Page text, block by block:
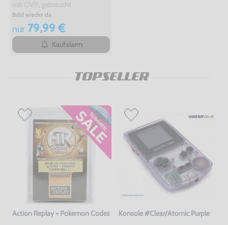
Bald wieder da
nur79,99 €
Kaufalarm
TOPSELLER
Action Replay + Pokemon Codes
Konsole #Clear/Atomic Purple